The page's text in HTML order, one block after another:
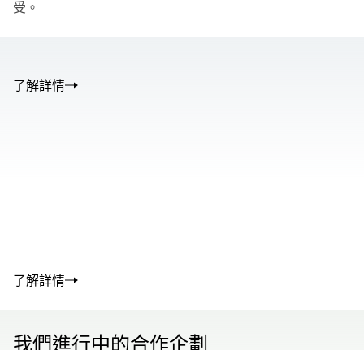
受。
了解詳情
了解詳情
我們進行中的合作企劃